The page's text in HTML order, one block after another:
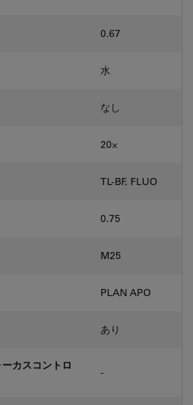
0.67
水
なし
20⨉
TL-BF, FLUO
0.75
M25
PLAN APO
あり
カスコントロ
-